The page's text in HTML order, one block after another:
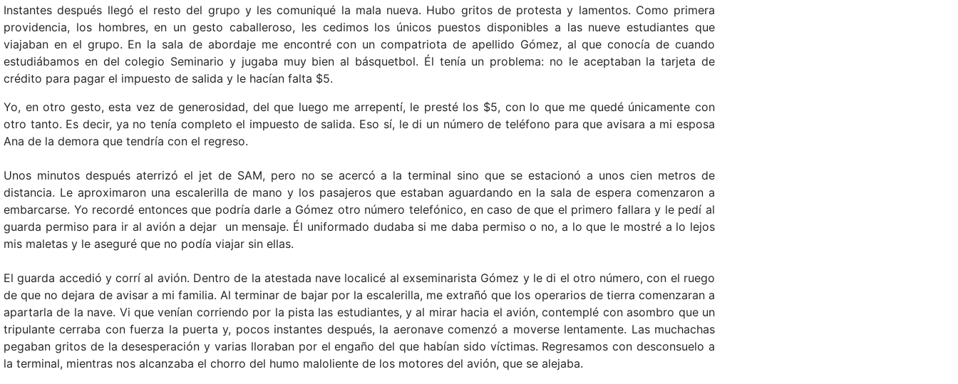
Instantes después llegó el resto del grupo y les comuniqué la mala nueva. Hubo gritos de protesta y lamentos. Como primera
providencia, los hombres, en un gesto caballeroso, les cedimos los únicos puestos disponibles a las nueve estudiantes que
viajaban en el grupo. En la sala de abordaje me encontré con un compatriota de apellido Gómez, al que conocía de cuando
estudiábamos en del colegio Seminario y jugaba muy bien al básquetbol. Él tenía un problema: no le aceptaban la tarjeta de
crédito para pagar el impuesto de salida y le hacían falta $5.
Yo, en otro gesto, esta vez de generosidad, del que luego me arrepentí, le presté los $5, con lo que me quedé únicamente con
otro tanto. Es decir, ya no tenía completo el impuesto de salida. Eso sí, le di un número de teléfono para que avisara a mi esposa
Ana de la demora que tendría con el regreso.
Unos minutos después aterrizó el jet de SAM, pero no se acercó a la terminal sino que se estacionó a unos cien metros de
distancia. Le aproximaron una escalerilla de mano y los pasajeros que estaban aguardando en la sala de espera comenzaron a
embarcarse. Yo recordé entonces que podría darle a Gómez otro número telefónico, en caso de que el primero fallara y le pedí al
guarda permiso para ir al avión a dejar un mensaje. Él uniformado dudaba si me daba permiso o no, a lo que le mostré a lo lejos
mis maletas y le aseguré que no podía viajar sin ellas.
El guarda accedió y corrí al avión. Dentro de la atestada nave localicé al exseminarista Gómez y le di el otro número, con el ruego
de que no dejara de avisar a mi familia. Al terminar de bajar por la escalerilla, me extrañó que los operarios de tierra comenzaran a
apartarla de la nave. Vi que venían corriendo por la pista las estudiantes, y al mirar hacia el avión, contemplé con asombro que un
tripulante cerraba con fuerza la puerta y, pocos instantes después, la aeronave comenzó a moverse lentamente. Las muchachas
pegaban gritos de la desesperación y varias lloraban por el engaño del que habían sido víctimas. Regresamos con desconsuelo a
la terminal, mientras nos alcanzaba el chorro del humo maloliente de los motores del avión, que se alejaba.